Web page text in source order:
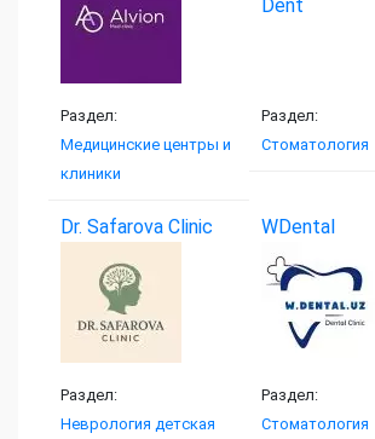
Раздел:
Медицинские центры и
клиники
Раздел:
Стоматология
Dr. Safarova Clinic
Раздел:
Неврология детская
WDental
Раздел:
Стоматология